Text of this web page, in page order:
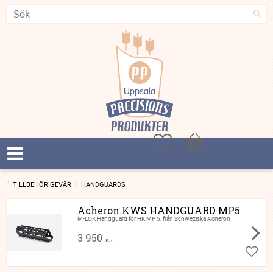
FavoriterKundvagn
TILLBEHÖR GEVÄR HANDGUARDS
Acheron KWS HANDGUARD MP5
M-LOK Handguard för HK MP 5, från Schweziska Acheron
3 950 KR
Lägg